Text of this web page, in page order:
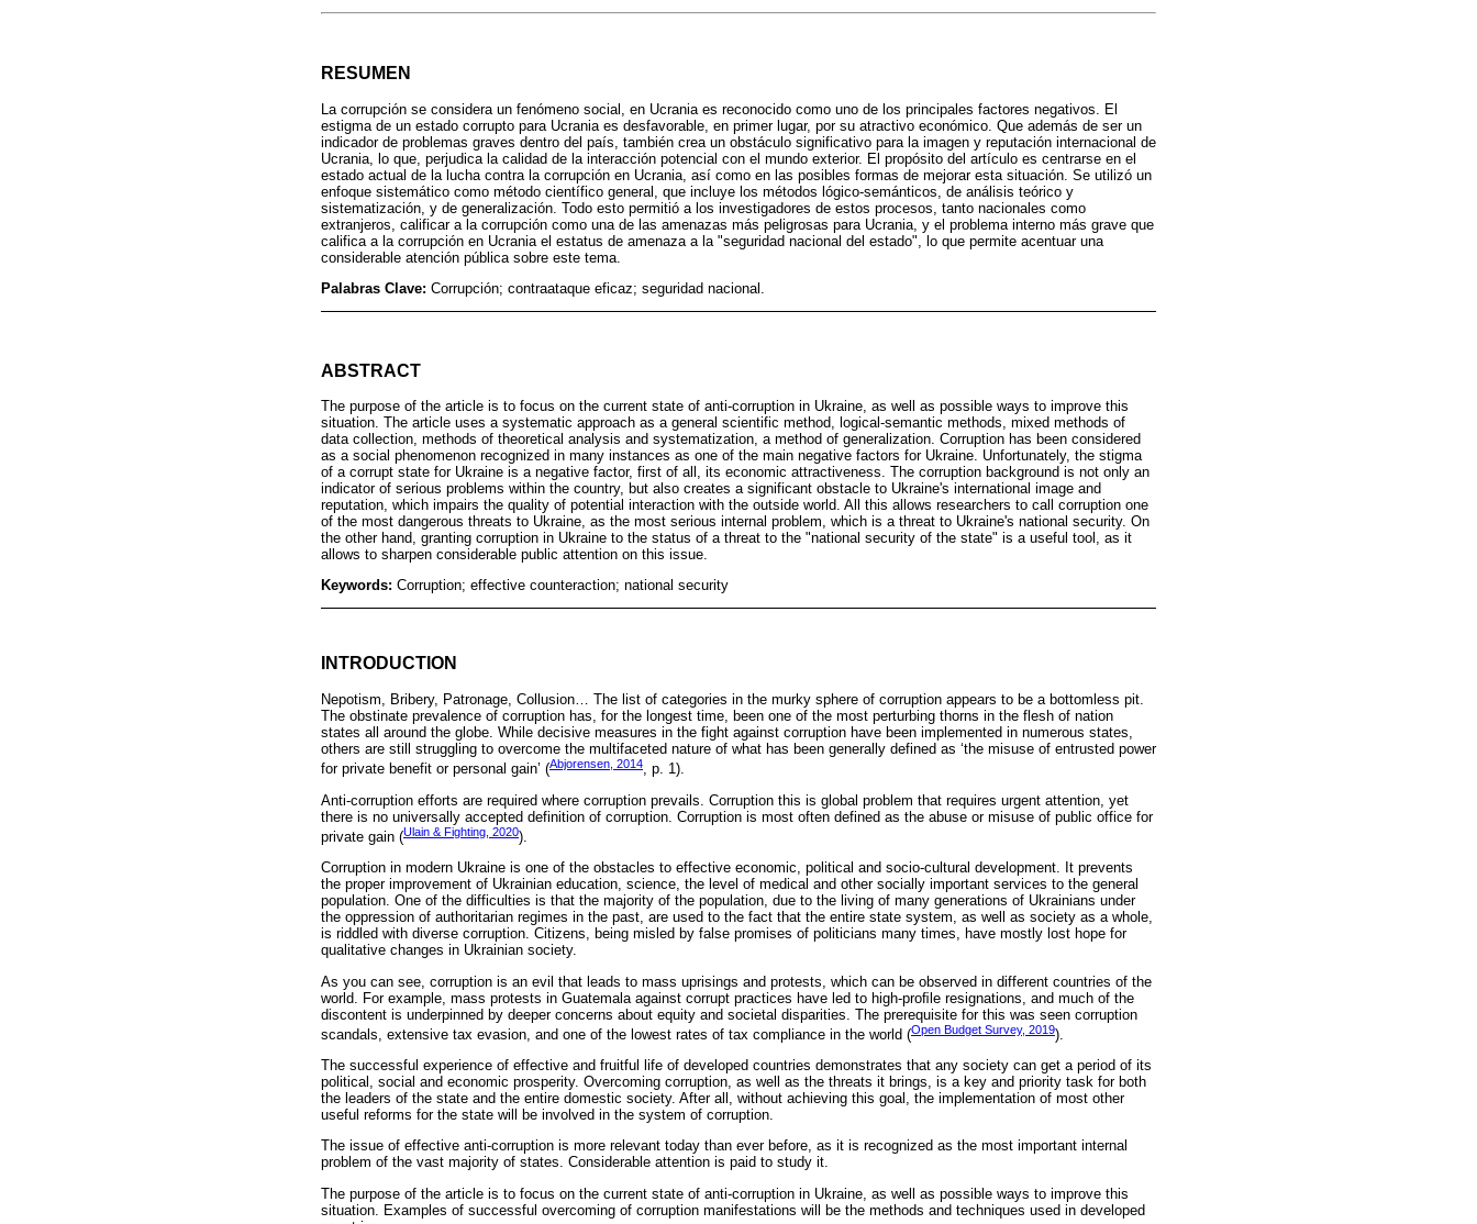
RESUMEN
La corrupción se considera un fenómeno social, en Ucrania es reconocido como uno de los principales factores negativos. El
estigma de un estado corrupto para Ucrania es desfavorable, en primer lugar, por su atractivo económico. Que además de ser un
indicador de problemas graves dentro del país, también crea un obstáculo significativo para la imagen y reputación internacional de
Ucrania, lo que, perjudica la calidad de la interacción potencial con el mundo exterior. El propósito del artículo es centrarse en el
estado actual de la lucha contra la corrupción en Ucrania, así como en las posibles formas de mejorar esta situación. Se utilizó un
enfoque sistemático como método científico general, que incluye los métodos lógico-semánticos, de análisis teórico y
sistematización, y de generalización. Todo esto permitió a los investigadores de estos procesos, tanto nacionales como
extranjeros, calificar a la corrupción como una de las amenazas más peligrosas para Ucrania, y el problema interno más grave que
califica a la corrupción en Ucrania el estatus de amenaza a la "seguridad nacional del estado", lo que permite acentuar una
considerable atención pública sobre este tema.
Palabras Clave: Corrupción; contraataque eficaz; seguridad nacional.
ABSTRACT
The purpose of the article is to focus on the current state of anti-corruption in Ukraine, as well as possible ways to improve this
situation. The article uses a systematic approach as a general scientific method, logical-semantic methods, mixed methods of
data collection, methods of theoretical analysis and systematization, a method of generalization. Corruption has been considered
as a social phenomenon recognized in many instances as one of the main negative factors for Ukraine. Unfortunately, the stigma
of a corrupt state for Ukraine is a negative factor, first of all, its economic attractiveness. The corruption background is not only an
indicator of serious problems within the country, but also creates a significant obstacle to Ukraine's international image and
reputation, which impairs the quality of potential interaction with the outside world. All this allows researchers to call corruption one
of the most dangerous threats to Ukraine, as the most serious internal problem, which is a threat to Ukraine's national security. On
the other hand, granting corruption in Ukraine to the status of a threat to the "national security of the state" is a useful tool, as it
allows to sharpen considerable public attention on this issue.
Keywords: Corruption; effective counteraction; national security
INTRODUCTION
Nepotism, Bribery, Patronage, Collusion… The list of categories in the murky sphere of corruption appears to be a bottomless pit.
The obstinate prevalence of corruption has, for the longest time, been one of the most perturbing thorns in the flesh of nation
states all around the globe. While decisive measures in the fight against corruption have been implemented in numerous states,
others are still struggling to overcome the multifaceted nature of what has been generally defined as ‘the misuse of entrusted power
for private benefit or personal gain’ (Abjorensen, 2014, p. 1).
Anti-corruption efforts are required where corruption prevails. Corruption this is global problem that requires urgent attention, yet
there is no universally accepted definition of corruption. Corruption is most often defined as the abuse or misuse of public office for
private gain (Ulain & Fighting, 2020).
Corruption in modern Ukraine is one of the obstacles to effective economic, political and socio-cultural development. It prevents
the proper improvement of Ukrainian education, science, the level of medical and other socially important services to the general
population. One of the difficulties is that the majority of the population, due to the living of many generations of Ukrainians under
the oppression of authoritarian regimes in the past, are used to the fact that the entire state system, as well as society as a whole,
is riddled with diverse corruption. Citizens, being misled by false promises of politicians many times, have mostly lost hope for
qualitative changes in Ukrainian society.
As you can see, corruption is an evil that leads to mass uprisings and protests, which can be observed in different countries of the
world. For example, mass protests in Guatemala against corrupt practices have led to high-proﬁle resignations, and much of the
discontent is underpinned by deeper concerns about equity and societal disparities. The prerequisite for this was seen corruption
scandals, extensive tax evasion, and one of the lowest rates of tax compliance in the world (Open Budget Survey, 2019).
The successful experience of effective and fruitful life of developed countries demonstrates that any society can get a period of its
political, social and economic prosperity. Overcoming corruption, as well as the threats it brings, is a key and priority task for both
the leaders of the state and the entire domestic society. After all, without achieving this goal, the implementation of most other
useful reforms for the state will be involved in the system of corruption.
The issue of effective anti-corruption is more relevant today than ever before, as it is recognized as the most important internal
problem of the vast majority of states. Considerable attention is paid to study it.
The purpose of the article is to focus on the current state of anti-corruption in Ukraine, as well as possible ways to improve this
situation. Examples of successful overcoming of corruption manifestations will be the methods and techniques used in developed